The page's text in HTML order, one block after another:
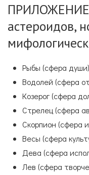
ПРИЛОЖЕНИЕ
астероидов,
Рыбы (сфера души)
Водолей (сфера
Козерог (сфера
Стрелец (сфера
Скорпион (сфера
Весы (сфера
Дева (сфера
Лев (сфера